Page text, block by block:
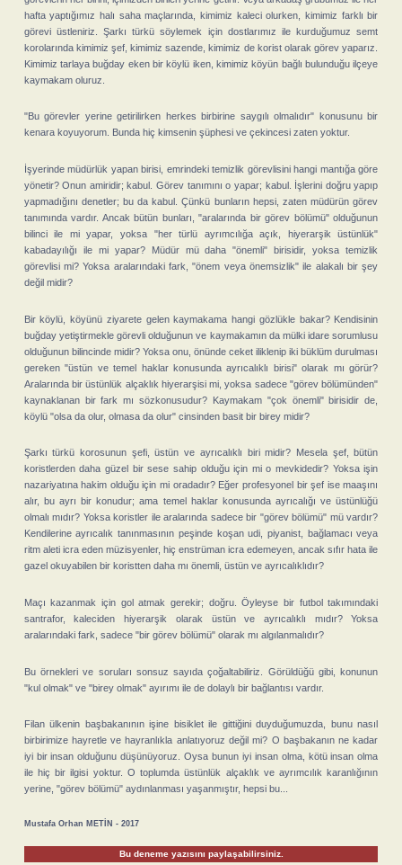
hafta yaptığımız halı saha maçlarında, kimimiz kaleci olurken, kimimiz farklı bir
görevi üstleniriz. Şarkı türkü söylemek için dostlarımız ile kurduğumuz semt
korolarında kimimiz şef, kimimiz sazende, kimimiz de korist olarak görev yaparız.
Kimimiz tarlaya buğday eken bir köylü iken, kimimiz köyün bağlı bulunduğu ilçeye
kaymakam oluruz.
"Bu görevler yerine getirilirken herkes birbirine saygılı olmalıdır" konusunu bir
kenara koyuyorum. Bunda hiç kimsenin şüphesi ve çekincesi zaten yoktur.
İşyerinde müdürlük yapan birisi, emrindeki temizlik görevlisini hangi mantığa göre
yönetir? Onun amiridir; kabul. Görev tanımını o yapar; kabul. İşlerini doğru yapıp
yapmadığını denetler; bu da kabul. Çünkü bunların hepsi, zaten müdürün görev
tanımında vardır. Ancak bütün bunları, "aralarında bir görev bölümü" olduğunun
bilinci ile mi yapar, yoksa "her türlü ayrımcılığa açık, hiyerarşik üstünlük"
kabadayılığı ile mi yapar? Müdür mü daha "önemli" birisidir, yoksa temizlik
görevlisi mi? Yoksa aralarındaki fark, "önem veya önemsizlik" ile alakalı bir şey
değil midir?
Bir köylü, köyünü ziyarete gelen kaymakama hangi gözlükle bakar? Kendisinin
buğday yetiştirmekle görevli olduğunun ve kaymakamın da mülki idare sorumlusu
olduğunun bilincinde midir? Yoksa onu, önünde ceket iliklenip iki büklüm durulması
gereken "üstün ve temel haklar konusunda ayrıcalıklı birisi" olarak mı görür?
Aralarında bir üstünlük alçaklık hiyerarşisi mi, yoksa sadece "görev bölümünden"
kaynaklanan bir fark mı sözkonusudur? Kaymakam "çok önemli" birisidir de,
köylü "olsa da olur, olmasa da olur" cinsinden basit bir birey midir?
Şarkı türkü korosunun şefi, üstün ve ayrıcalıklı biri midir? Mesela şef, bütün
koristlerden daha güzel bir sese sahip olduğu için mi o mevkidedir? Yoksa işin
nazariyatına hakim olduğu için mi oradadır? Eğer profesyonel bir şef ise maaşını
alır, bu ayrı bir konudur; ama temel haklar konusunda ayrıcalığı ve üstünlüğü
olmalı mıdır? Yoksa koristler ile aralarında sadece bir "görev bölümü" mü vardır?
Kendilerine ayrıcalık tanınmasının peşinde koşan udi, piyanist, bağlamacı veya
ritm aleti icra eden müzisyenler, hiç enstrüman icra edemeyen, ancak sıfır hata ile
gazel okuyabilen bir koristten daha mı önemli, üstün ve ayrıcalıklıdır?
Maçı kazanmak için gol atmak gerekir; doğru. Öyleyse bir futbol takımındaki
santrafor, kaleciden hiyerarşik olarak üstün ve ayrıcalıklı mıdır? Yoksa
aralarındaki fark, sadece "bir görev bölümü" olarak mı algılanmalıdır?
Bu örnekleri ve soruları sonsuz sayıda çoğaltabiliriz. Görüldüğü gibi, konunun
"kul olmak" ve "birey olmak" ayırımı ile de dolaylı bir bağlantısı vardır.
Filan ülkenin başbakanının işine bisiklet ile gittiğini duyduğumuzda, bunu nasıl
birbirimize hayretle ve hayranlıkla anlatıyoruz değil mi? O başbakanın ne kadar
iyi bir insan olduğunu düşünüyoruz. Oysa bunun iyi insan olma, kötü insan olma
ile hiç bir ilgisi yoktur. O toplumda üstünlük alçaklık ve ayrımcılık karanlığının
yerine, "görev bölümü" aydınlanması yaşanmıştır, hepsi bu...
Mustafa Orhan METİN - 2017
Bu deneme yazısını paylaşabilirsiniz.